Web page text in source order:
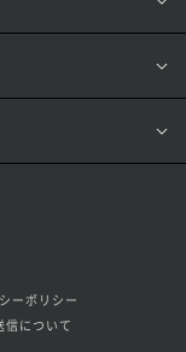
ーポリシー
について